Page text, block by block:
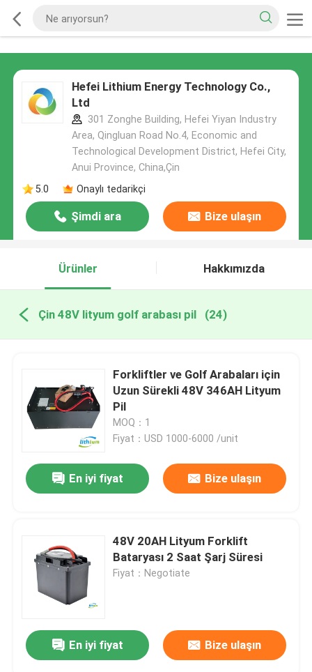
Hefei Lithium Energy Technology Co.,
Ltd
301 Zonghe Building, Hefei Yiyan Industry
Area, Qingluan Road No.4, Economic and
Technological Development District, Hefei City,
Anui Province, China,Çin
5.0
Onaylı tedarikçi
Şimdi ara Bize ulaşın
Ürünler Hakkımızda
Çin 48V lityum golf arabası pil (24)
Forkliftler ve Golf Arabaları için
Uzun Sürekli 48V 346AH Lityum
Pil
MOQ：1
Fiyat：USD 1000-6000 /unit
En iyi fiyat Bize ulaşın
48V 20AH Lityum Forklift
Bataryası 2 Saat Şarj Süresi
Fiyat：Negotiate
En iyi fiyat Bize ulaşın